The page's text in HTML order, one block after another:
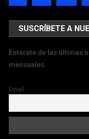
SUSCRÍBETE A
Enterate de las últimas
mensuales
Email